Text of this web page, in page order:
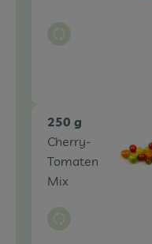
Auswahl ändern
250 g
Cherry-
Tomaten
Mix
Auswahl ändern